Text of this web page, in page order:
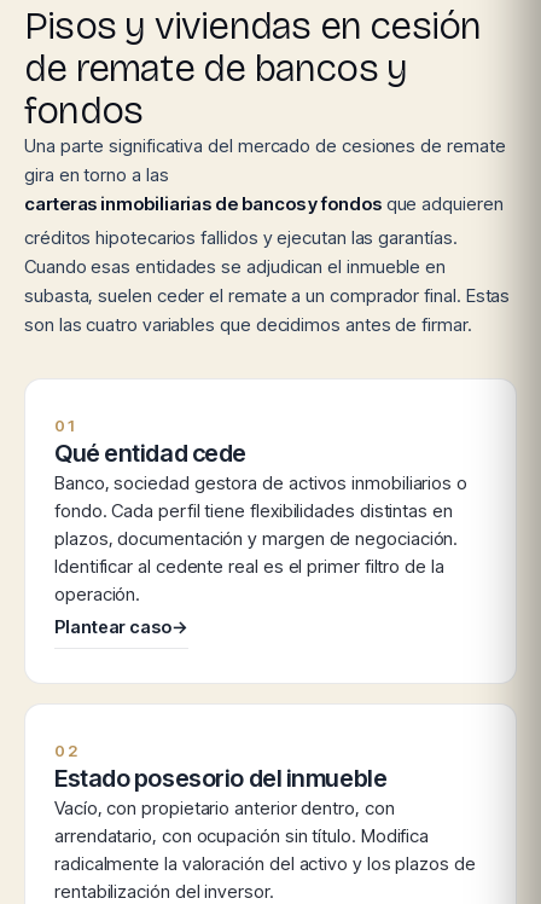
Pisos y viviendas en cesión
de remate de bancos y
fondos
Una parte significativa del mercado de cesiones de remate
gira en torno a las
carteras inmobiliarias de bancos y fondosque adquieren
créditos hipotecarios fallidos y ejecutan las garantías.
Cuando esas entidades se adjudican el inmueble en
subasta, suelen ceder el remate a un comprador final. Estas
son las cuatro variables que decidimos antes de firmar.
01
Qué entidad cede
Banco, sociedad gestora de activos inmobiliarios o
fondo. Cada perfil tiene flexibilidades distintas en
plazos, documentación y margen de negociación.
Identificar al cedente real es el primer filtro de la
operación.
Plantear caso→
02
Estado posesorio del inmueble
Vacío, con propietario anterior dentro, con
arrendatario, con ocupación sin título. Modifica
radicalmente la valoración del activo y los plazos de
rentabilización del inversor.